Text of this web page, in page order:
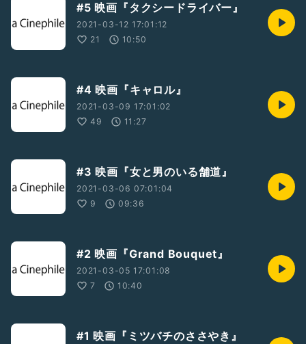
#5 映画『タクシードライバー』
2021-03-12 17:01:12
21
10:50
#4 映画『キャロル』
2021-03-09 17:01:02
49
11:27
#3 映画『女と男のいる舗道』
2021-03-06 07:01:04
9
09:36
#2 映画『Grand Bouquet』
2021-03-05 17:01:08
7
10:40
#1 映画『ミツバチのささやき』